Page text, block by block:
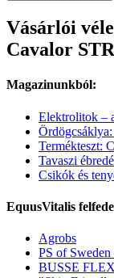
Vásárlói
Cavalor
Magazinunkból:
Elektrolitok –
Termékteszt:
Tavaszi
Csikók és
EquusVitalis
Agrobs
PS of
BUSSE